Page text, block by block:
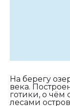
На берегу
века.
готики, о чём
лесами